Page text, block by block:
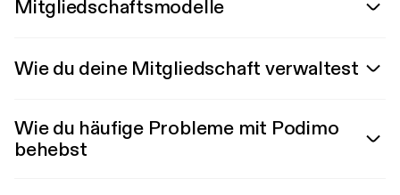
Mitgliedschaftsmodelle
Wie du deine Mitgliedschaft verwaltest
Wie du häufige Probleme mit Podimo
behebst